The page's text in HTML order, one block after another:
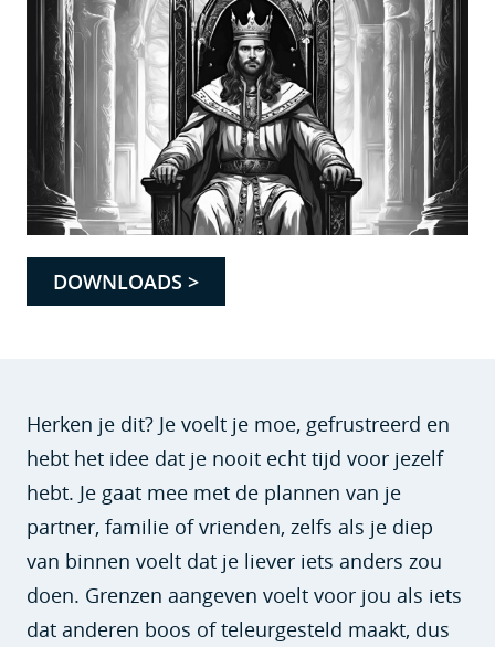
DOWNLOADS >
Herken je dit? Je voelt je moe, gefrustreerd en
hebt het idee dat je nooit echt tijd voor jezelf
hebt. Je gaat mee met de plannen van je
partner, familie of vrienden, zelfs als je diep
van binnen voelt dat je liever iets anders zou
doen. Grenzen aangeven voelt voor jou als iets
dat anderen boos of teleurgesteld maakt, dus